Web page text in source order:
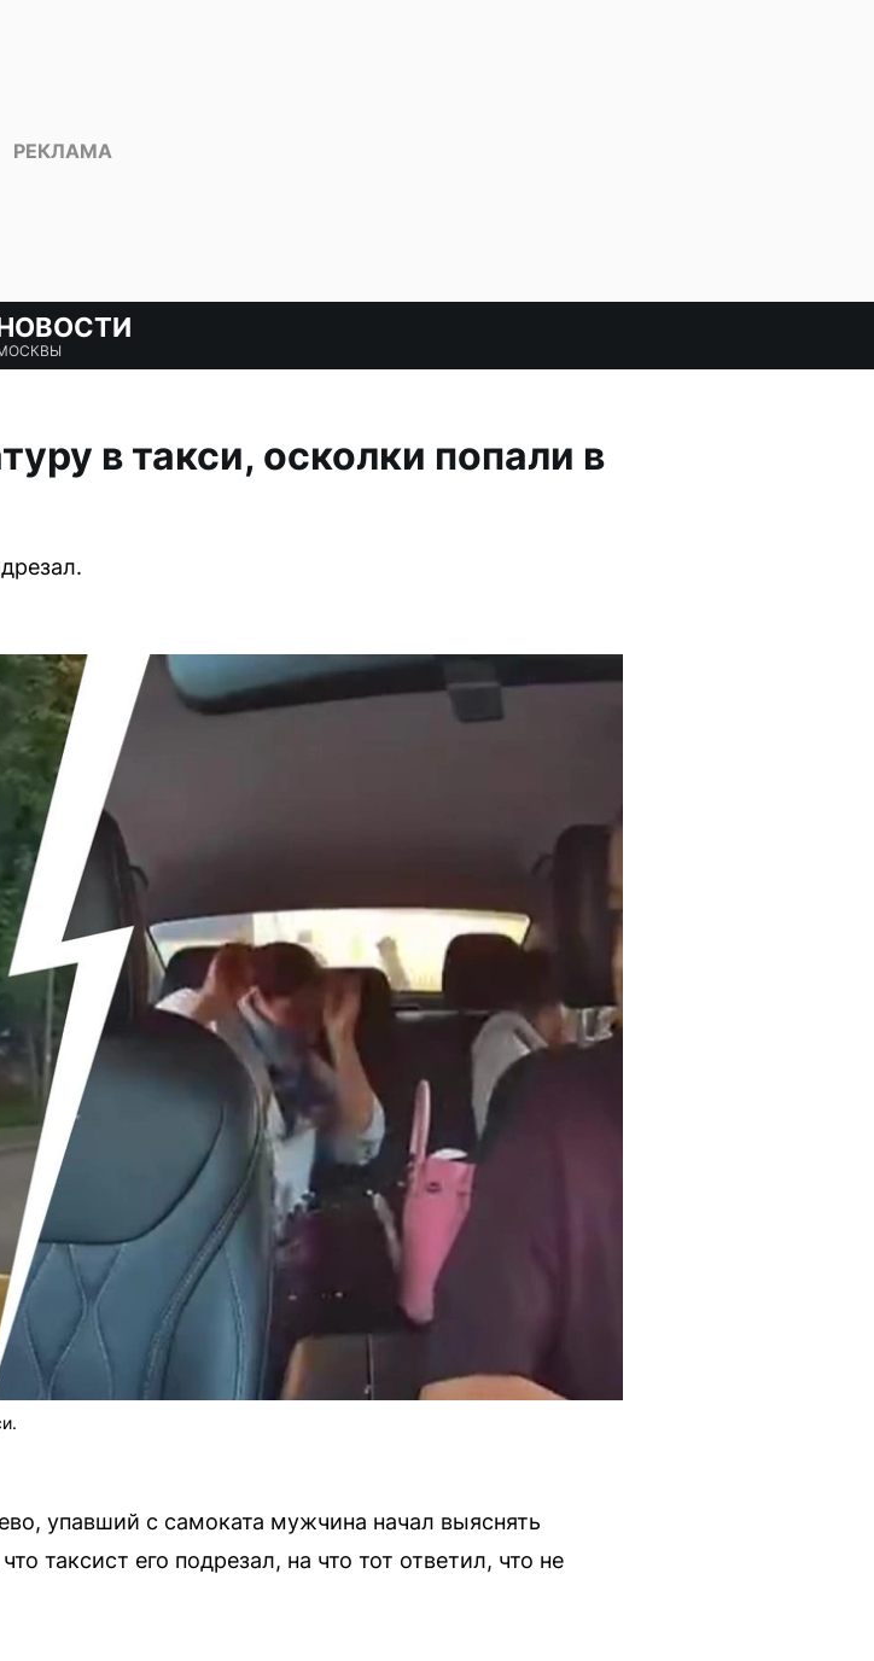
в такси, осколки попали в
упавший с самоката мужчина начал выяснять
таксист его подрезал, на что тот ответил, что не